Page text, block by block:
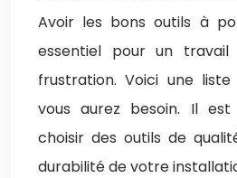
Avoir les bons outils à
essentiel pour un
frustration. Voici une
vous aurez besoin. Il
choisir des outils de
durabilité de votre